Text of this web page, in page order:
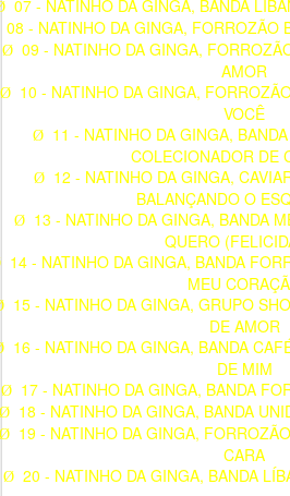
07 - NATINHO DA GINGA, BANDA
08 - NATINHO DA GINGA, FORROZÃO
Ø 09 - NATINHO DA GINGA,
AMOR
Ø 10 - NATINHO DA GINGA,
VOCÊ
Ø
11 - NATINHO DA GINGA,
COLECIONADOR DE
Ø
12 - NATINHO DA GINGA,
BALANÇANDO O
Ø 13 - NATINHO DA GINGA, BANDA
QUERO
14 - NATINHO DA GINGA, BANDA
MEU
15 - NATINHO DA GINGA, GRUPO
DE AMOR
16 - NATINHO DA GINGA, BANDA
DE MIM
Ø 17 - NATINHO DA GINGA, BANDA
18 - NATINHO DA GINGA, BANDA
19 - NATINHO DA GINGA,
CARA
Ø 20 - NATINHO DA GINGA, BANDA